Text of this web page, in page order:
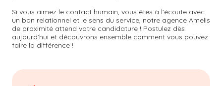
Si vous aimez le contact humain, vous êtes à l’écoute avec
un bon relationnel et le sens du service, notre agence Amelis
de proximité attend votre candidature ! Postulez dès
aujourd’hui et découvrons ensemble comment vous pouvez
faire la différence !